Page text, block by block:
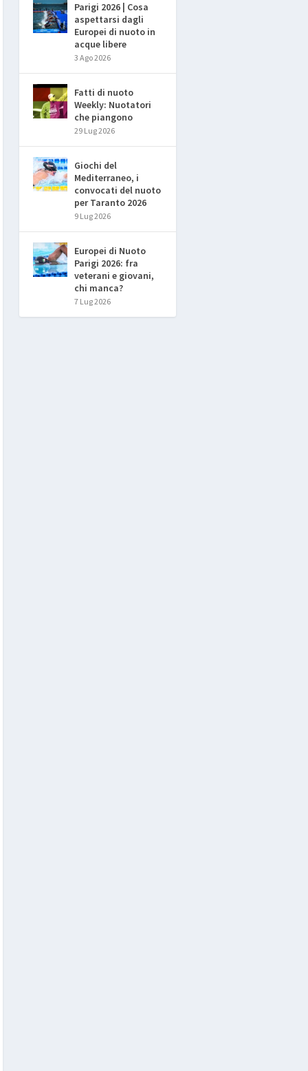
Parigi 2026 | Cosa
aspettarsi dagli
Europei di nuoto in
acque libere
3 Ago 2026
Fatti di nuoto
Weekly: Nuotatori
che piangono
29 Lug 2026
Giochi del
Mediterraneo, i
convocati del nuoto
per Taranto 2026
9 Lug 2026
Europei di Nuoto
Parigi 2026: fra
veterani e giovani,
chi manca?
7 Lug 2026